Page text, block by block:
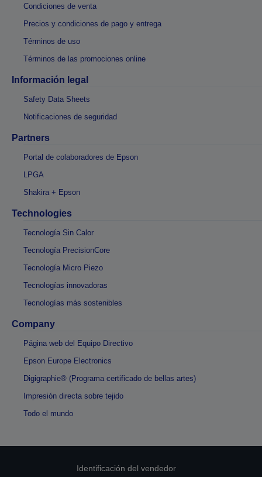
Condiciones de venta
Precios y condiciones de pago y entrega
Términos de uso
Términos de las promociones online
Información legal
Safety Data Sheets
Notificaciones de seguridad
Partners
Portal de colaboradores de Epson
LPGA
Shakira + Epson
Technologies
Tecnología Sin Calor
Tecnología PrecisionCore
Tecnología Micro Piezo
Tecnologías innovadoras
Tecnologías más sostenibles
Company
Página web del Equipo Directivo
Epson Europe Electronics
Digigraphie® (Programa certificado de bellas artes)
Impresión directa sobre tejido
Todo el mundo
Identificación del vendedor